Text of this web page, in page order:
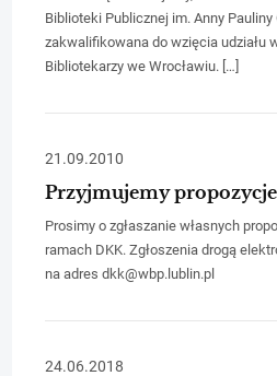
Biblioteki Publicznej im. Anny Pauliny
zakwalifikowana do wzięcia udziału
Bibliotekarzy we Wrocławiu. […]
21.09.2010
Przyjmujemy
Prosimy o zgłaszanie własnych
ramach DKK. Zgłoszenia drogą
na adres dkk@wbp.lublin.pl
24.06.2018